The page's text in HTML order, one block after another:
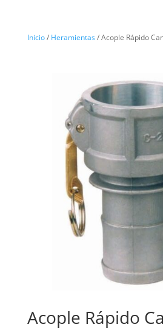
Inicio/ Heramientas / Acople Rápido
Acople Rápido